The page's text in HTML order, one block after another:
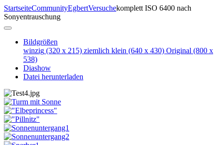
StartseiteCommunityEgbertVersuchekomplett ISO 6400 nach
Sonyentrauschung
Bildgrößen
winzig (320 x 215) ziemlich klein (640 x 430) Original (800 x
538)
Diashow
Datei herunterladen